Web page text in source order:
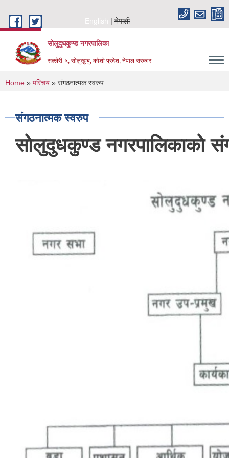
English
नेपाली
सोलुदुधकुण्ड नगरपालिका
सल्लेरी-५, सोलुखुम्बु, कोशी प्रदेश, नेपाल सरकार
You are here
Home » परिचय » संगठनात्मक स्वरुप
संगठनात्मक स्वरुप
सोलुदुधकुण्ड नगरपालिकाको